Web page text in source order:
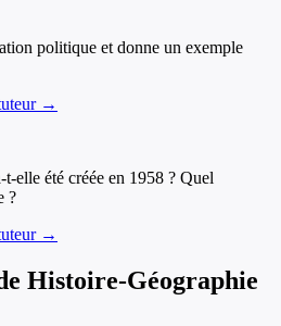
politique et donne un exemple
→
elle été créée en 1958 ? Quel
?
→
Histoire-Géographie